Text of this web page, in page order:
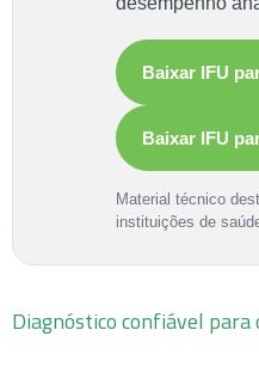
Baixar IFU
Baixar IFU
Material técnico
instituições de
Diagnóstico confiável para